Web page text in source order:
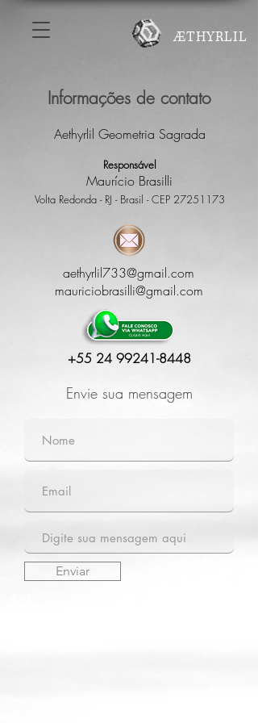
ÆTHYRLIL
Informações de contato
Aethyrlil Geometria Sagrada
Responsável
Maurício Brasilli
Volta Redonda - RJ - Brasil - CEP 27251173
aethyrlil733@gmail.com
mauriciobrasilli@gmail.com
+55 24 99241-8448
Envie sua mensagem
Enviar